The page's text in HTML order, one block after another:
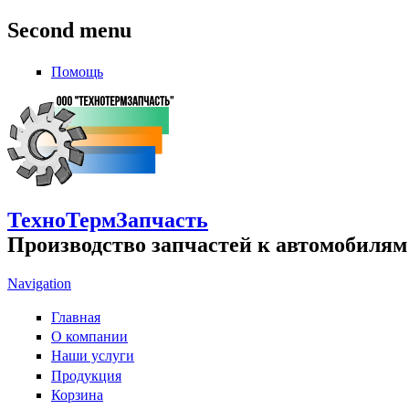
Second menu
Помощь
ТехноТермЗапчасть
Производство запчастей к
Navigation
Главная
О компании
Наши услуги
Продукция
Корзина